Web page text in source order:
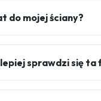
do mojej ściany?
sprawdzi się